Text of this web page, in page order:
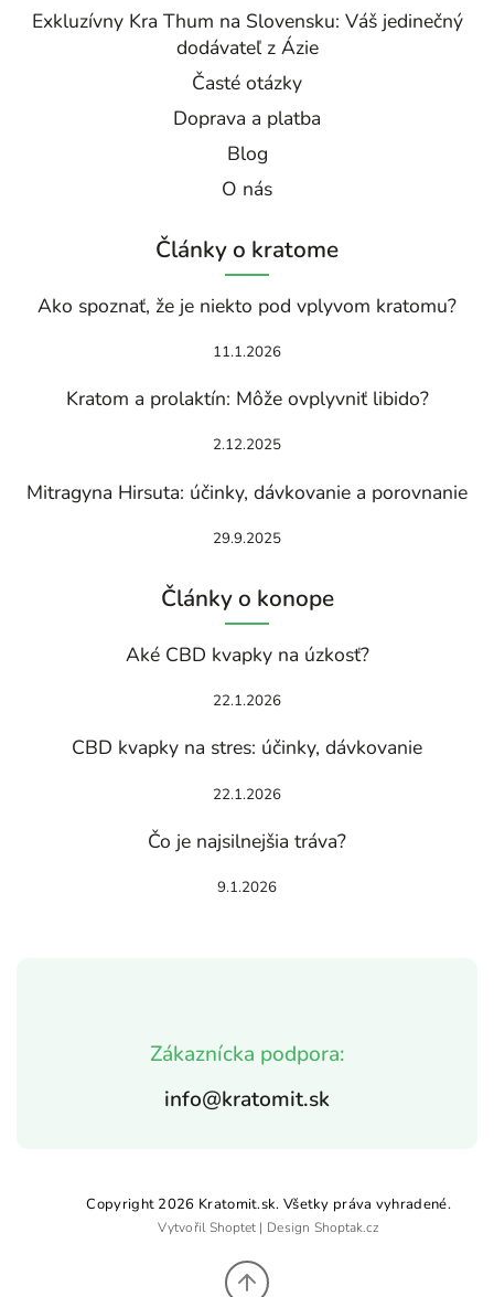
Zákaznícka podpora:
info@kratomit.sk
Exkluzívny Kra Thum na Slovensku: Váš jedinečný
dodávateľ z Ázie
Časté otázky
Doprava a platba
Blog
O nás
Články o kratome
Ako spoznať, že je niekto pod vplyvom kratomu?
11.1.2026
Kratom a prolaktín: Môže ovplyvniť libido?
2.12.2025
Mitragyna Hirsuta: účinky, dávkovanie a porovnanie
29.9.2025
Články o konope
Aké CBD kvapky na úzkosť?
22.1.2026
CBD kvapky na stres: účinky, dávkovanie
22.1.2026
Čo je najsilnejšia tráva?
9.1.2026
Copyright 2026 Kratomit.sk. Všetky práva vyhradené.
VytvořilShoptet | Design Shoptak.cz